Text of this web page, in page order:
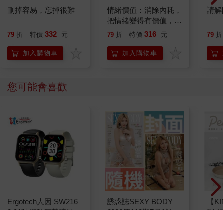
刪掉容易，忘掉很難
79 折 特價 332 元
加入購物車
情緒價值：消除內耗，
把情緒變得有價值，跟
誰都能自在相處
79 折 特價 316 元
加入購物車
請解
79 折
您可能會喜歡
Ergotech人因 SW216
誘惑誌SEXY BODY
【